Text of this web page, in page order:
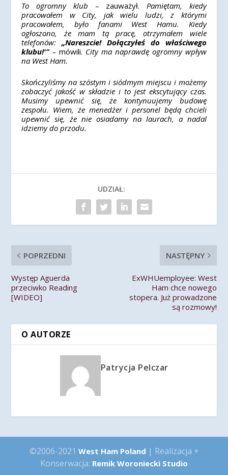
To ogromny klub – zauważył. Pamiętam, kiedy
pracowałem w City, jak wielu ludzi, z którymi
pracowałem, było fanami West Hamu. Kiedy
ogłoszono, że mam tą pracę, otrzymałem wiele
telefonów:„Nareszcie! Dołączyłeś do właściwego
klubu!'”– mówili. City ma naprawdę ogromny wpływ
na West Ham.
Skończyliśmy na szóstym i siódmym miejscu i możemy
zobaczyć jakość w składzie i to jest ekscytujący czas.
Musimy upewnić się, że kontynuujemy budowę
zespołu. Wiem, że menedżer i personel będą chcieli
upewnić się, że nie osiadamy na laurach, a nadal
idziemy do przodu.
UDZIAŁ:
POPRZEDNI
Występ Aguerda
przeciwko Reading
[WIDEO]
NASTĘPNY
ExWHUemployee: West
Ham chce nowego
stopera. Już prowadzone
są rozmowy!
O AUTORZE
Patrycja Pelczar
©2006-2021 West Ham Poland | Realizacja +
Konserwacja: Remik Woroniecki Studio